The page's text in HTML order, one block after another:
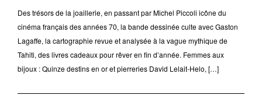
Des trésors de la joaillerie, en passant par Michel Piccoli icône du
cinéma français des années 70, la bande dessinée culte avec Gaston
Lagaffe, la cartographie revue et analysée à la vague mythique de
Tahiti, des livres cadeaux pour rêver en fin d’année. Femmes aux
bijoux : Quinze destins en or et pierreries David Lelait-Helo, […]